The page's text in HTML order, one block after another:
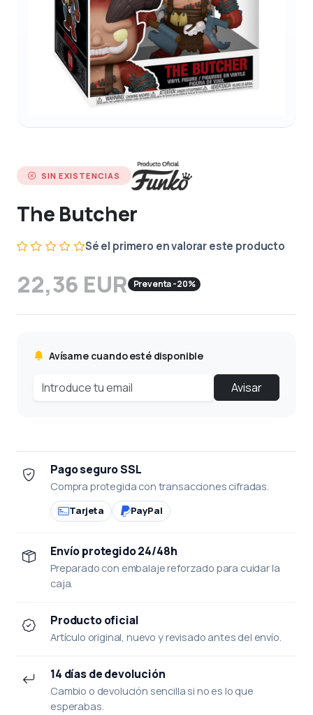
SIN EXISTENCIAS
The Butcher
Sé el primero en valorar este producto
22,36 EUR Preventa -20%
Avísame cuando esté disponible
Avisar
Pago seguro SSL
Compra protegida con transacciones cifradas.
Tarjeta PayPal
Envío protegido 24/48h
Preparado con embalaje reforzado para cuidar la
caja.
Producto oficial
Artículo original, nuevo y revisado antes del envío.
14 días de devolución
Cambio o devolución sencilla si no es lo que
esperabas.